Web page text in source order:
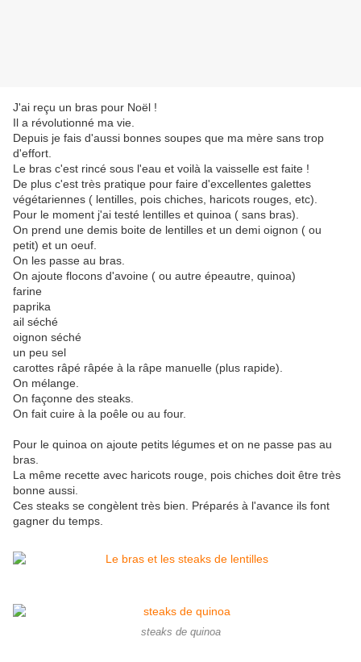
J'ai reçu un bras pour Noël !
Il a révolutionné ma vie.
Depuis je fais d'aussi bonnes soupes que ma mère sans trop
d'effort.
Le bras c'est rincé sous l'eau et voilà la vaisselle est faite !
De plus c'est très pratique pour faire d'excellentes galettes
végétariennes ( lentilles, pois chiches, haricots rouges, etc).
Pour le moment j'ai testé lentilles et quinoa ( sans bras).
On prend une demis boite de lentilles et un demi oignon ( ou
petit) et un oeuf.
On les passe au bras.
On ajoute flocons d'avoine ( ou autre épeautre, quinoa)
farine
paprika
ail séché
oignon séché
un peu sel
carottes râpé râpée à la râpe manuelle (plus rapide).
On mélange.
On façonne des steaks.
On fait cuire à la poêle ou au four.
Pour le quinoa on ajoute petits légumes et on ne passe pas au
bras.
La même recette avec haricots rouge, pois chiches doit être très
bonne aussi.
Ces steaks se congèlent très bien. Préparés à l'avance ils font
gagner du temps.
steaks de quinoa